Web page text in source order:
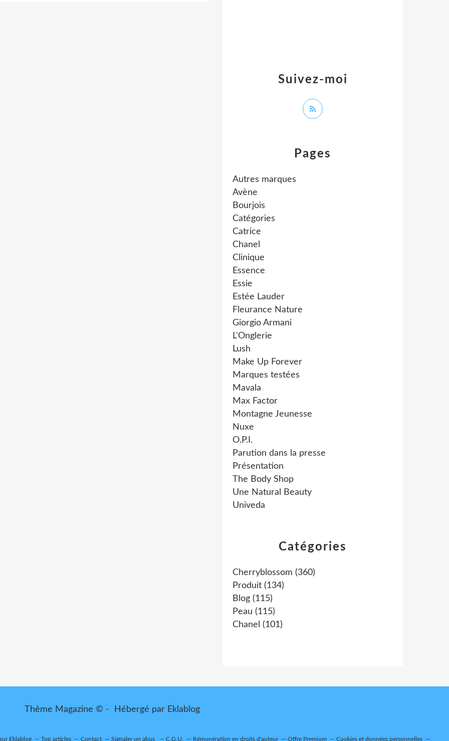
Catégories
Cherryblossom (360)
Produit (134)
Blog (115)
Peau (115)
Chanel (101)
Pages
Autres marques
Avène
Bourjois
Catégories
Catrice
Chanel
Clinique
Essence
Essie
Estée Lauder
Fleurance Nature
Giorgio Armani
L'Onglerie
Lush
Make Up Forever
Marques testées
Mavala
Max Factor
Montagne Jeunesse
Nuxe
O.P.I.
Parution dans la presse
Présentation
The Body Shop
Une Natural Beauty
Univeda
Suivez-moi
Thème Magazine © - Hébergé par Eklablog
Eklablog Top articles Contact Signaler un abus C.G.U. Rémunération en droits d'auteur Offre Premium Cookies et données personnelles